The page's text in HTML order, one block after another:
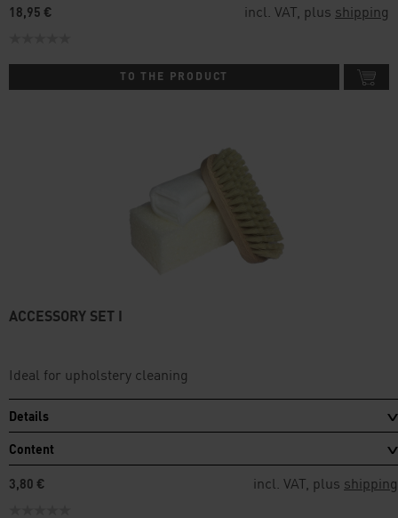
18,95 €
incl. VAT, plus shipping
TO THE PRODUCT
ACCESSORY SET I
Ideal for upholstery cleaning
Details
Content
3,80 €
incl. VAT, plus shipping